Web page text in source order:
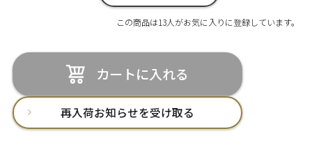
この商品は13人がお気に入りに登録しています。
カートに入れる
再入荷お知らせを受け取る